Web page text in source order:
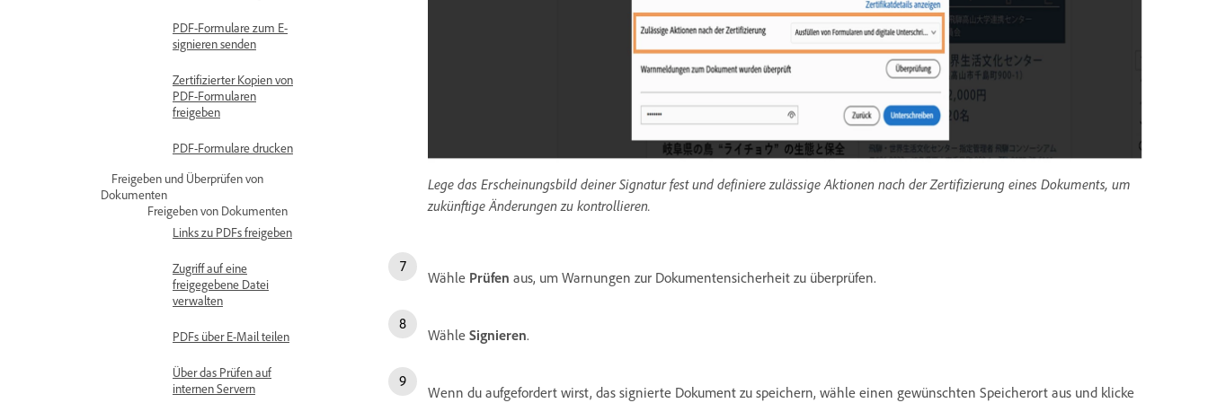
PDF-Formulare zum E-
signieren senden
Zertifizierter Kopien von
PDF-Formularen
freigeben
PDF-Formulare drucken
Freigeben und Überprüfen von
Dokumenten
Freigeben von Dokumenten
Links zu PDFs freigeben
Zugriff auf eine
freigegebene Datei
verwalten
PDFs über E-Mail teilen
Über das Prüfen auf
internen Servern
Lege das Erscheinungsbild deiner Signatur fest und definiere zulässige Aktionen nach der Zertifizierung eines Dokuments, um
zukünftige Änderungen zu kontrollieren.
Wähle Prüfen aus, um Warnungen zur Dokumentensicherheit zu überprüfen.
Wähle Signieren.
Wenn du aufgefordert wirst, das signierte Dokument zu speichern, wähle einen gewünschten Speicherort aus und klicke